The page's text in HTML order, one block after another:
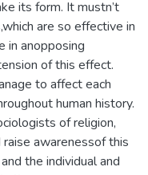
its form. It mustn’t
are so effective in
in anopposing
of this effect.
to affect each
human history.
of religion,
awarenessof this
the individual and